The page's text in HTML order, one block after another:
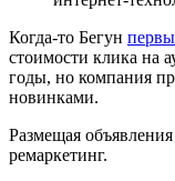
Когда-то Бегун
стоимости клика на
годы, но компания
новинками.
Размещая
ремаркетинг.